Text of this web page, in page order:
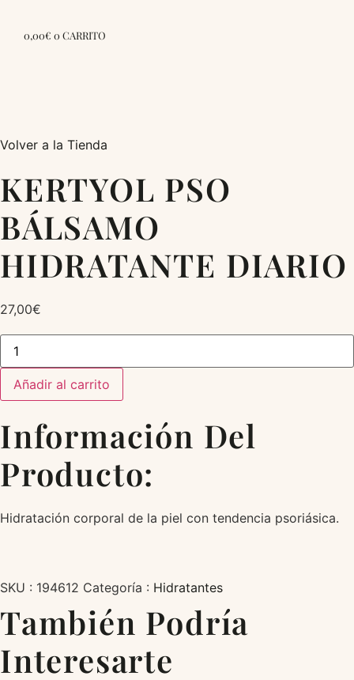
0,00€ 0 CARRITO
Volver a la Tienda
KERTYOL PSO
BÁLSAMO
HIDRATANTE DIARIO
27,00€
KERTYOL
PSO
BÁLSAMO
HIDRATANTE
DIARIO
cantidad
Añadir al carrito
Información Del
Producto:
Hidratación corporal de la piel con tendencia psoriásica.
SKU : 194612 Categoría : Hidratantes
También Podría
Interesarte